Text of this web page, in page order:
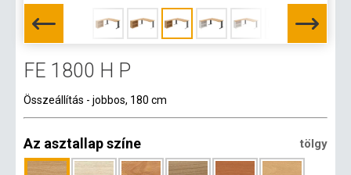
FE 1800 H P
Összeállítás - jobbos, 180 cm
Az asztallap színe tölgy